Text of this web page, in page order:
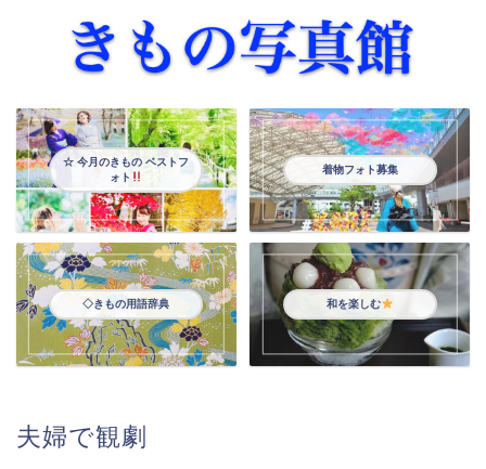
☆ 今月のきもの ベストフ
ォト
着物フォト募集
◇きもの用語辞典 和を楽しむ
夫婦で観劇